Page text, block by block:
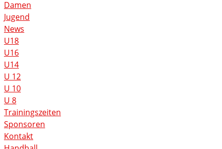
Damen
Jugend
News
U18
U16
U14
U 12
U 10
U 8
Trainingszeiten
Sponsoren
Kontakt